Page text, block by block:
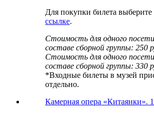
Для покупки билета выберите
ссылке.
Стоимость для одного
составе сборной группы: 250
Стоимость для одного
составе сборной группы: 330
*Входные билеты в музей
отдельно.
Камерная опера «Китаянки».